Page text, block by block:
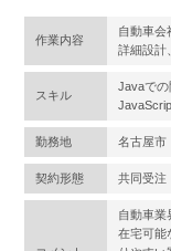
作業内容
自動車会
詳細設計
スキル
Javaでの
勤務地 名古屋
契約形態 共同受注
自動車業
在宅可能